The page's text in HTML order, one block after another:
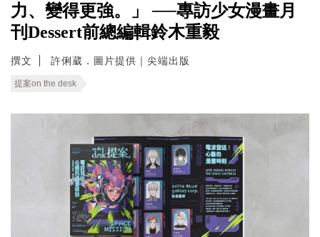
力、變得更強。」 ──專訪少女漫畫月
刊Dessert前總編輯鈴木重毅
撰文 許俐葳．圖片提供｜尖端出版
提案on the desk